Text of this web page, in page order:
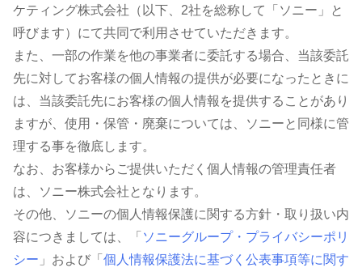
ケティング株式会社（以下、2社を総称して「ソニー」と
呼びます）にて共同で利用させていただきます。
また、一部の作業を他の事業者に委託する場合、当該委託
先に対してお客様の個人情報の提供が必要になったときに
は、当該委託先にお客様の個人情報を提供することがあり
ますが、使用・保管・廃棄については、ソニーと同様に管
理する事を徹底します。
なお、お客様からご提供いただく個人情報の管理責任者
は、ソニー株式会社となります。
その他、ソニーの個人情報保護に関する方針・取り扱い内
容につきましては、「 ソニーグループ・プライバシーポリ
シー 」および「 個人情報保護法に基づく公表事項等に関す